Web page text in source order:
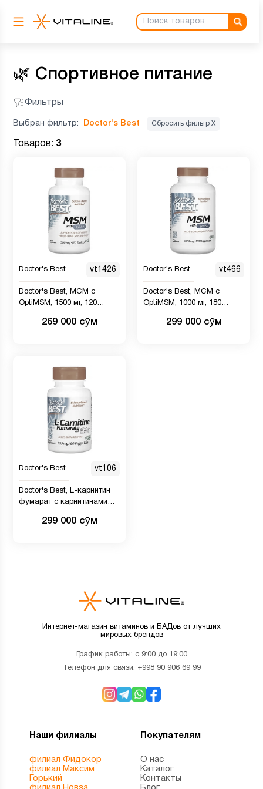
🌿 Спортивное питание
Фильтры
Выбран фильтр: Doctor's Best Сбросить фильтр Х
Товаров: 3
Doctor's Best vt1426
Doctor's Best, МСМ с
OptiMSM, 1500 мг, 120
269 000 сӯм
Doctor's Best vt466
Doctor's Best, МСМ с
OptiMSM, 1000 мг, 180
299 000 сӯм
Doctor's Best vt106
Doctor's Best, L-карнитин
фумарат с карнитинами
вегетарианских капсул
299 000 сӯм
Интернет-магазин витаминов и БАДов от лучших
мировых брендов
График работы: с 9:00 до 19:00
Телефон для связи: +998 90 906 69 99
Наши филиалы
филиал Фидокор
филиал Максим
Горький
Покупателям
О нас
Каталог
Контакты